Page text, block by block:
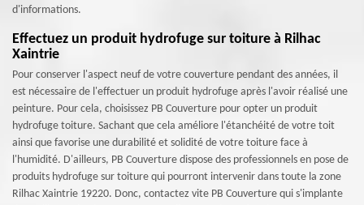
d'informations.
Effectuez un produit hydrofuge sur toiture à Rilhac
Xaintrie
Pour conserver l'aspect neuf de votre couverture pendant des années, il
est nécessaire de l'effectuer un produit hydrofuge après l'avoir réalisé une
peinture. Pour cela, choisissez PB Couverture pour opter un produit
hydrofuge toiture. Sachant que cela améliore l'étanchéité de votre toit
ainsi que favorise une durabilité et solidité de votre toiture face à
l'humidité. D'ailleurs, PB Couverture dispose des professionnels en pose de
produits hydrofuge sur toiture qui pourront intervenir dans toute la zone
Rilhac Xaintrie 19220. Donc, contactez vite PB Couverture qui s'implante